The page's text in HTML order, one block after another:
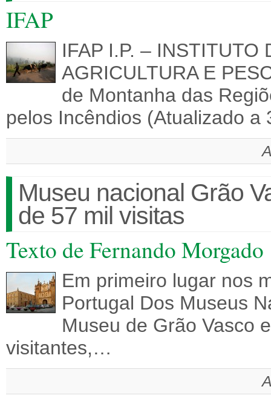
IFAP
IFAP I.P. – INSTITUTO
AGRICULTURA E
de Montanha das
pelos Incêndios (Atualizado
Museu nacional Grão
de 57 mil visitas
Texto de Fernando Morgado
Em primeiro lugar nos
Portugal Dos Museus
Museu de Grão Vasco
visitantes,…